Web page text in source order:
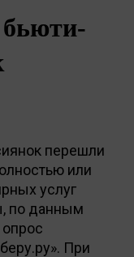
перешли
или
услуг
по данным
При